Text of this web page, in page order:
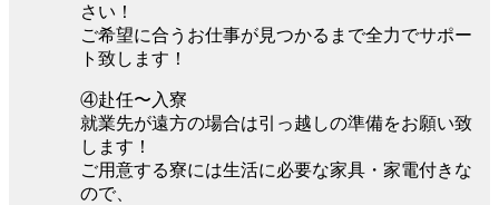
さい！
ご希望に合うお仕事が見つかるまで全力でサポー
ト致します！
④赴任〜入寮
就業先が遠方の場合は引っ越しの準備をお願い致
します！
ご用意する寮には生活に必要な家具・家電付きな
ので、